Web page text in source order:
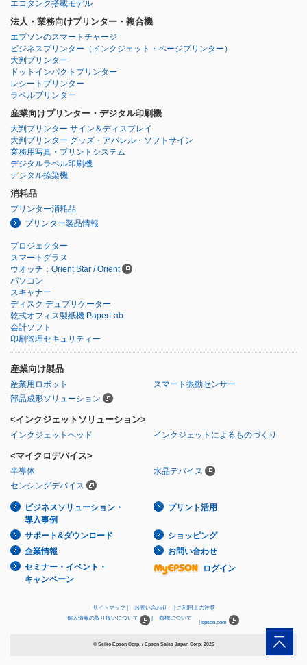
エコタンク搭載モデル
法人・業務向けプリンター・複合機
エプソンのスマートチャージ
ビジネスプリンター （インクジェット・ページプリンター）
大判プリンター
ドットインパクトプリンター
レシートプリンター
ラベルプリンター
産業向けプリンター・デジタル印刷機
大判プリンター サイン＆ディスプレイ
大判プリンター グッズ・アパレル・ソフトサイン
業務用写真・プリントシステム
デジタルラベル印刷機
デジタル捺染機
消耗品
プリンター消耗品
プリンター製品情報
プロジェクター
スマートグラス
ウオッチ：Orient Star / Orient
パソコン
スキャナー
ディスク デュプリケーター
乾式オフィス製紙機 PaperLab
会計ソフト
印刷管理セキュリティー
産業向け製品
産業用ロボット
スマート振動センサー
部品成形ソリューション
<インクジェットソリューション>
インクジェットヘッド インクジェットによるものづくり
<マイクロデバイス>
半導体
水晶デバイス
センシングデバイス
ビジネスソリューション・
導入事例
プリント活用
サポート&ダウンロード
ショッピング
企業情報
お問い合わせ
セミナー・イベント・
キャンペーン
ログイン
サイトマップ お問い合わせ
ご利用上の注意
個人情報の取り扱いについて
商標について
epson.com
© Seiko Epson Corp. / Epson Sales Japan Corp. 2026